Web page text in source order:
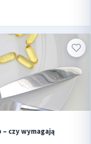
czy wymagają